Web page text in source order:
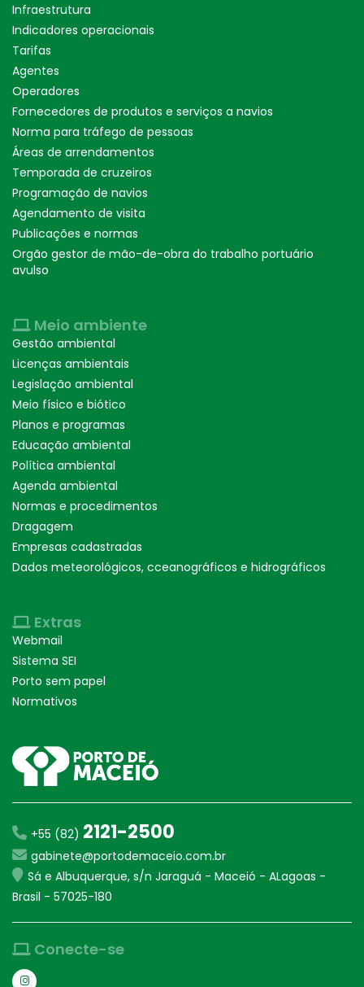
Infraestrutura
Indicadores operacionais
Tarifas
Agentes
Operadores
Fornecedores de produtos e serviços a navios
Norma para tráfego de pessoas
Áreas de arrendamentos
Temporada de cruzeiros
Programação de navios
Agendamento de visita
Publicações e normas
Orgão gestor de mão-de-obra do trabalho portuário
avulso
Meio ambiente
Gestão ambiental
Licenças ambientais
Legislação ambiental
Meio físico e biótico
Planos e programas
Educação ambiental
Política ambiental
Agenda ambiental
Normas e procedimentos
Dragagem
Empresas cadastradas
Dados meteorológicos, cceanográficos e hidrográficos
Extras
Webmail
Sistema SEI
Porto sem papel
Normativos
+55 (82) 2121-2500
gabinete@portodemaceio.com.br
Sá e Albuquerque, s/n Jaraguá - Maceió - ALagoas -
Brasil - 57025-180
Conecte-se